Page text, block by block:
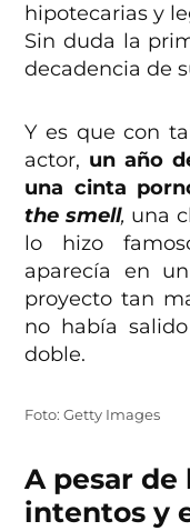
hipotecarias y
Sin duda la
decadencia de
Y es que con
actor, un año
una cinta
the smell, una
lo hizo
aparecía en
proyecto tan
no había
doble.
Foto: Getty Images
A pesar
intentos y